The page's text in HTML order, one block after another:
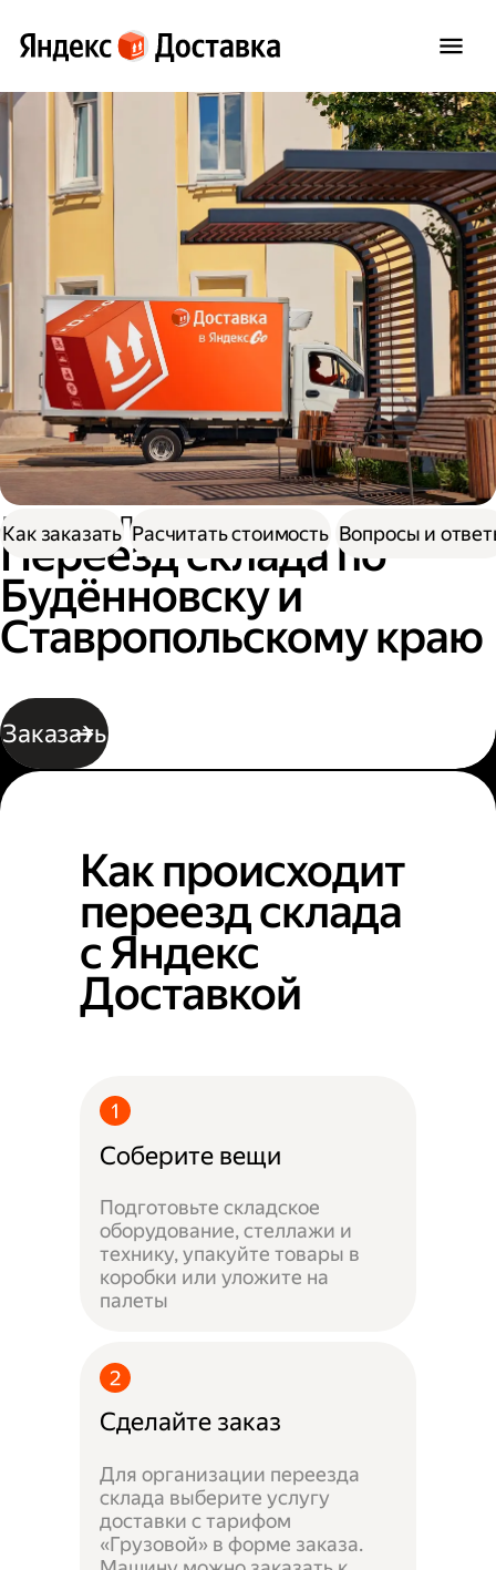
Доставка Переезд склада
Переезд склада по
Будённовску и
Ставропольскому краю
Заказать
Как заказать Расчитать стоимость Вопросы и
Как происходит
переезд склада
с Яндекс
Доставкой
Соберите вещи
Подготовьте складское
оборудование, стеллажи и
технику, упакуйте товары в
коробки или уложите на
палеты
Сделайте заказ
Для организации переезда
склада выберите услугу
доставки с тарифом
«Грузовой» в форме заказа.